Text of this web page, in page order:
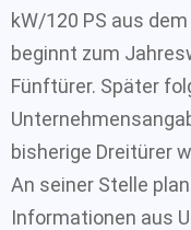
kW/120 PS aus
beginnt zum
Fünftürer. Später
bisherige Dreitürer
An seiner Stelle
Informationen aus